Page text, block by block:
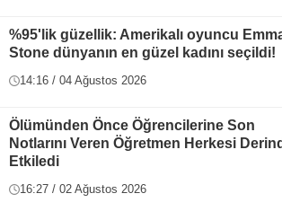
%95'lik güzellik: Amerikalı oyuncu
Stone dünyanın en güzel kadını seçildi!
14:16 / 04 Ağustos 2026
Ölümünden Önce Öğrencilerine Son
Notlarını Veren Öğretmen Herkesi
Etkiledi
16:27 / 02 Ağustos 2026